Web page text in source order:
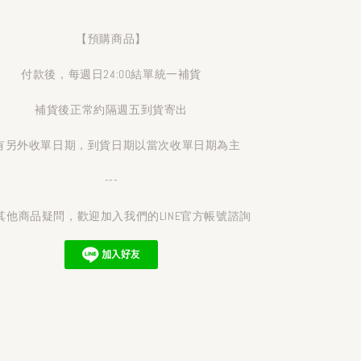
【預購商品】
付款後，每週日24:00結單統一補貨
補貨後正常約隔週五到貨寄出
另外收單日期，到貨日期以當次收單日期為主
---
他商品疑問，歡迎加入我們的LINE官方帳號諮詢